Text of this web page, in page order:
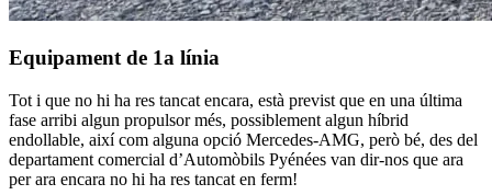
Equipament de 1a línia
Tot i que no hi ha res tancat encara, està previst que en una última
fase arribi algun propulsor més, possiblement algun híbrid
endollable, així com alguna opció Mercedes-AMG, però bé, des del
departament comercial d’Automòbils Pyénées van dir-nos que ara
per ara encara no hi ha res tancat en ferm!